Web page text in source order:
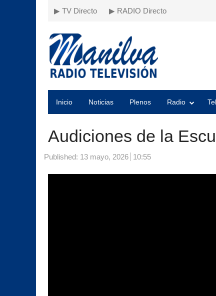
▶ TV Directo ▶ RADIO Directo
Inicio Noticias Plenos Radio
Audiciones de la
Published: 13 mayo, 2026 10:55